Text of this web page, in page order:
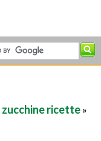
zucchine ricette»